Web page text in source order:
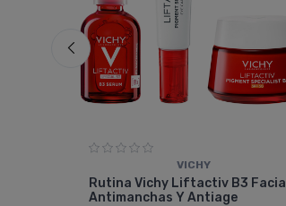
VICHY
Rutina Vichy Liftactiv B3 Facial
Antimanchas Y Antiage